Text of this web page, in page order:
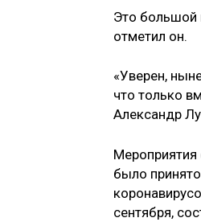
Это большой
отметил он.
«Уверен,
что только
Александр
было
сентября,